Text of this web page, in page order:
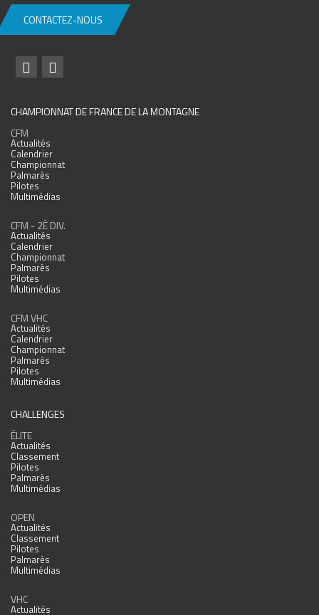
CONTACTEZ-NOUS
CHAMPIONNAT DE FRANCE DE LA MONTAGNE
CFM
Actualités
Calendrier
Championnat
Palmarès
Pilotes
Multimédias
CFM - 2È DIV.
Actualités
Calendrier
Championnat
Palmarès
Pilotes
Multimédias
CFM VHC
Actualités
Calendrier
Championnat
Palmarès
Pilotes
Multimédias
CHALLENGES
ÉLITE
Actualités
Classement
Pilotes
Palmarès
Multimédias
OPEN
Actualités
Classement
Pilotes
Palmarès
Multimédias
VHC
Actualités